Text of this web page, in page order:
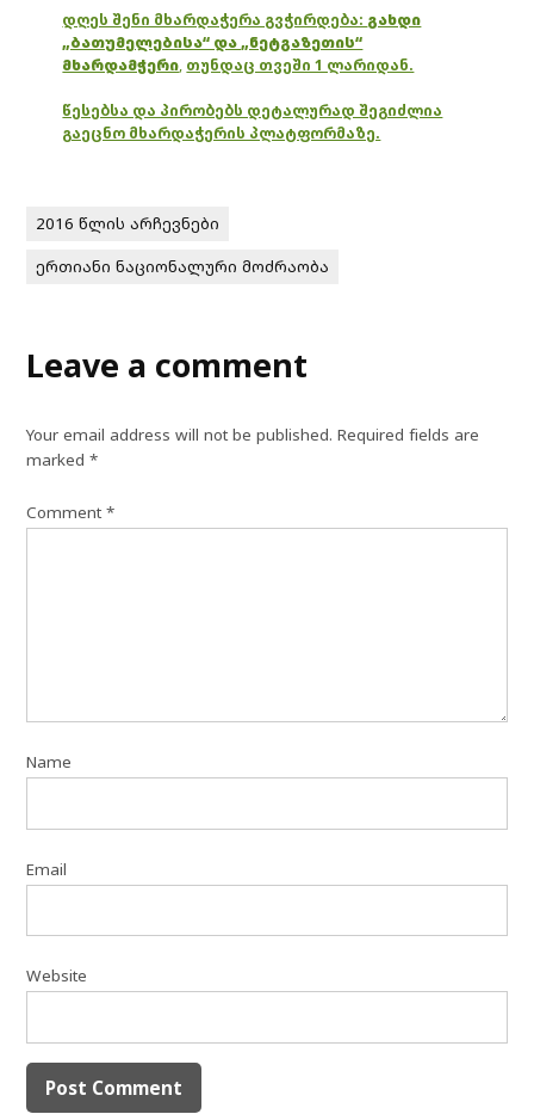
დღეს შენი მხარდაჭერა გვჭირდება: გახდი
„ბათუმელებისა“ და „ნეტგაზეთის“
მხარდამჭერი, თუნდაც თვეში 1 ლარიდან.
წესებსა და პირობებს დეტალურად შეგიძლია
გაეცნო მხარდაჭერის პლატფორმაზე.
2016 წლის არჩევნები
ერთიანი ნაციონალური მოძრაობა
Leave a comment
Your email address will not be published. Required fields are
marked*
Comment*
Name
Email
Website